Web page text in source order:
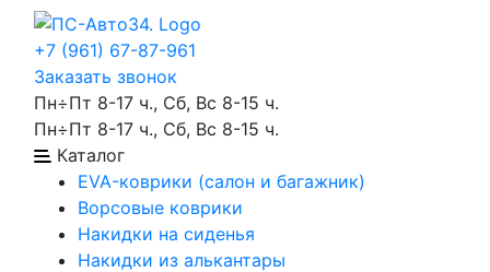
+7 (961) 67-87-961
Заказать звонок
Пн÷Пт 8-17 ч., Сб, Вс 8-15 ч.
Пн÷Пт 8-17 ч., Сб, Вс 8-15 ч.
Каталог
EVA-коврики (салон и багажник)
Ворсовые коврики
Накидки на сиденья
Накидки из алькантары